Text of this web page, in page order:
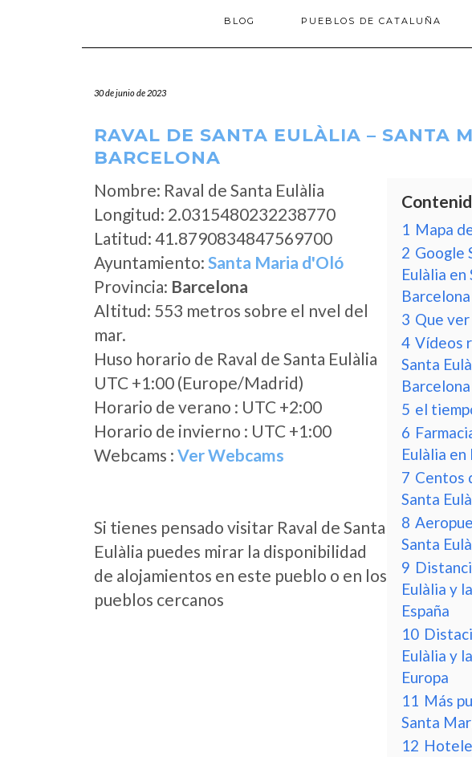
BLOG PUEBLOS DE CATALUÑA
30 de junio de 2023
RAVAL DE SANTA EULÀLIA – SANTA
BARCELONA
Nombre: Raval de Santa Eulàlia
Longitud: 2.0315480232238770
Latitud: 41.8790834847569700
Ayuntamiento: Santa Maria d'Oló
Provincia: Barcelona
Altitud: 553 metros sobre el nvel del
mar.
Huso horario de Raval de Santa Eulàlia
UTC +1:00 (Europe/Madrid)
Horario de verano : UTC +2:00
Horario de invierno : UTC +1:00
Webcams : Ver Webcams
Si tienes pensado visitar Raval de Santa
Eulàlia puedes mirar la disponibilidad
de alojamientos en este pueblo o en los
pueblos cercanos
1 Mapa
2 Google
Eulàlia
Barcelona
3 Que
4 Vídeos
Santa
Barcelona
5 el
6
Eulàlia
7 Centos
Santa
8
Santa
9
Eulàlia y
España
10
Eulàlia y
Europa
11 Más
Santa
12